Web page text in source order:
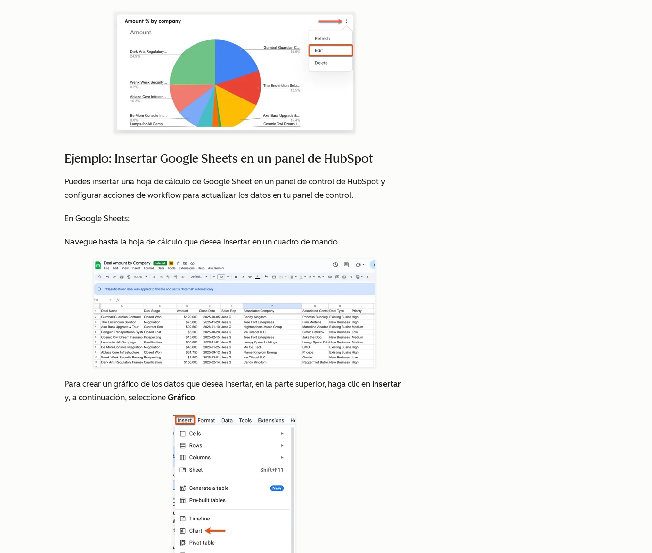
Ejemplo: Insertar Google Sheets en un panel de HubSpot
Puedes insertar una hoja de cálculo de Google Sheet en un panel de control de HubSpot y
configurar acciones de workflow para actualizar los datos en tu panel de control.
En Google Sheets:
Navegue hasta la hoja de cálculo que desea insertar en un cuadro de mando.
Para crear un gráfico de los datos que desea insertar, en la parte superior, haga clic en Insertar
y, a continuación, seleccione Gráfico.